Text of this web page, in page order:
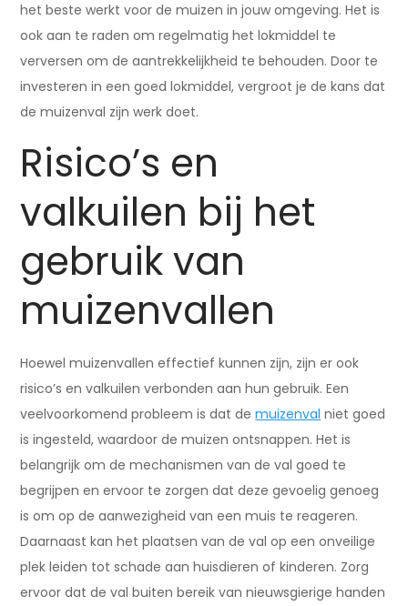
het beste werkt voor de muizen in jouw omgeving. Het is
ook aan te raden om regelmatig het lokmiddel te
verversen om de aantrekkelijkheid te behouden. Door te
investeren in een goed lokmiddel, vergroot je de kans dat
de muizenval zijn werk doet.
Risico’s en
valkuilen bij het
gebruik van
muizenvallen
Hoewel muizenvallen effectief kunnen zijn, zijn er ook
risico’s en valkuilen verbonden aan hun gebruik. Een
veelvoorkomend probleem is dat demuizenval niet goed
is ingesteld, waardoor de muizen ontsnappen. Het is
belangrijk om de mechanismen van de val goed te
begrijpen en ervoor te zorgen dat deze gevoelig genoeg
is om op de aanwezigheid van een muis te reageren.
Daarnaast kan het plaatsen van de val op een onveilige
plek leiden tot schade aan huisdieren of kinderen. Zorg
ervoor dat de val buiten bereik van nieuwsgierige handen